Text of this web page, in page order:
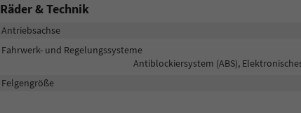
Räder & Technik
Antriebsachse
Fahrwerk- und Regelungssysteme
Antiblockiersystem (ABS),
Felgengröße